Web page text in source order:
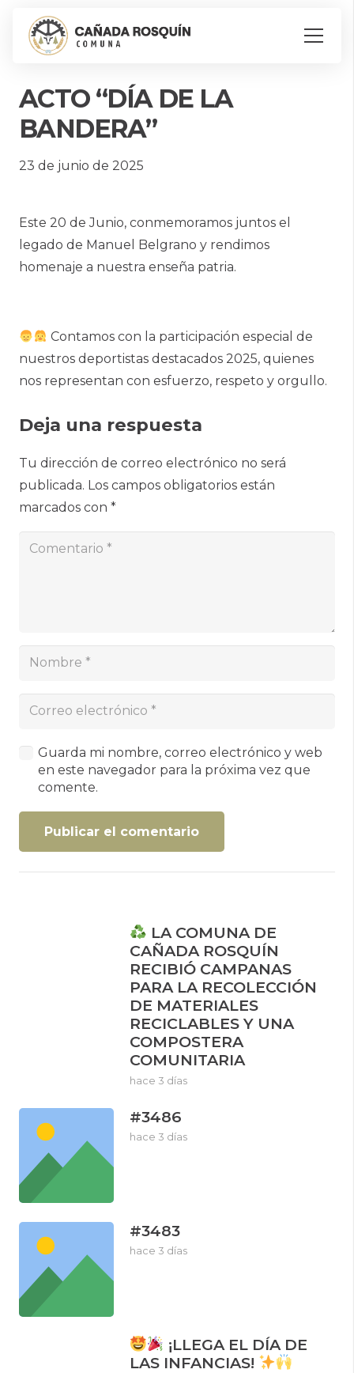
ACTO “DÍA DE LA
BANDERA”
23 de junio de 2025
Este 20 de Junio, conmemoramos juntos el
legado de Manuel Belgrano y rendimos
homenaje a nuestra enseña patria.
Contamos con la participación especial de
nuestros deportistas destacados 2025, quienes
nos representan con esfuerzo, respeto y orgullo.
Deja una respuesta
Tu dirección de correo electrónico no será
publicada. Los campos obligatorios están
marcados con *
Guarda mi nombre, correo electrónico y web
en este navegador para la próxima vez que
comente.
Publicar el comentario
LA COMUNA DE
CAÑADA ROSQUÍN
RECIBIÓ CAMPANAS
PARA LA RECOLECCIÓN
DE MATERIALES
RECICLABLES Y UNA
COMPOSTERA
COMUNITARIA
hace 3 días
#3486
hace 3 días
#3483
hace 3 días
¡LLEGA EL DÍA DE
LAS INFANCIAS!